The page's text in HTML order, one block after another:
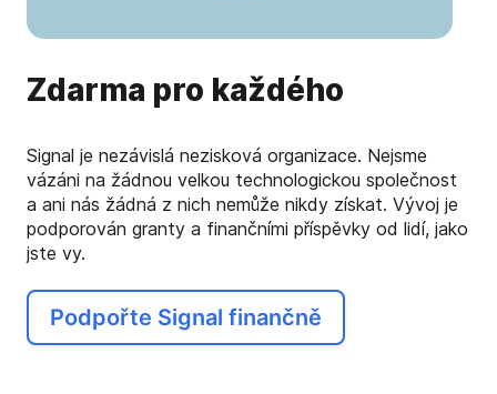
Zdarma pro každého
Signal je nezávislá nezisková organizace. Nejsme
vázáni na žádnou velkou technologickou společnost
a ani nás žádná z nich nemůže nikdy získat. Vývoj je
podporován granty a finančními příspěvky od lidí, jako
jste vy.
Podpořte Signal finančně